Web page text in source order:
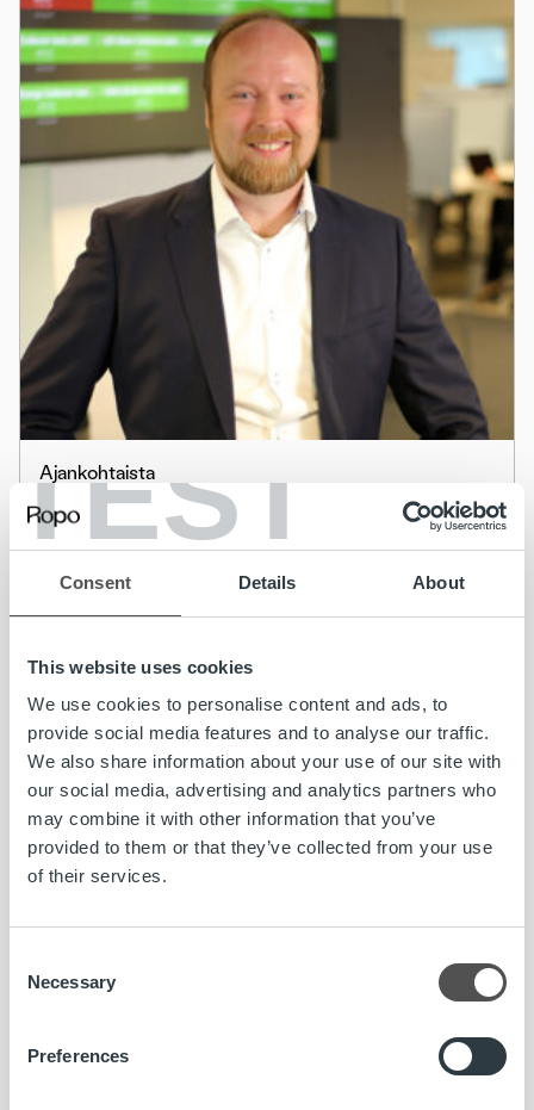
TEST
Consent Details About
This website uses cookies
We use cookies to personalise content and ads, to
provide social media features and to analyse our traffic.
We also share information about your use of our site with
our social media, advertising and analytics partners who
may combine it with other information that you’ve
provided to them or that they’ve collected from your use
of their services.
Selection
Necessary
Preferences
Ajankohtaista
Mikko Puhakka on Ropo Capital -konsernin
uusi teknologiajohtaja